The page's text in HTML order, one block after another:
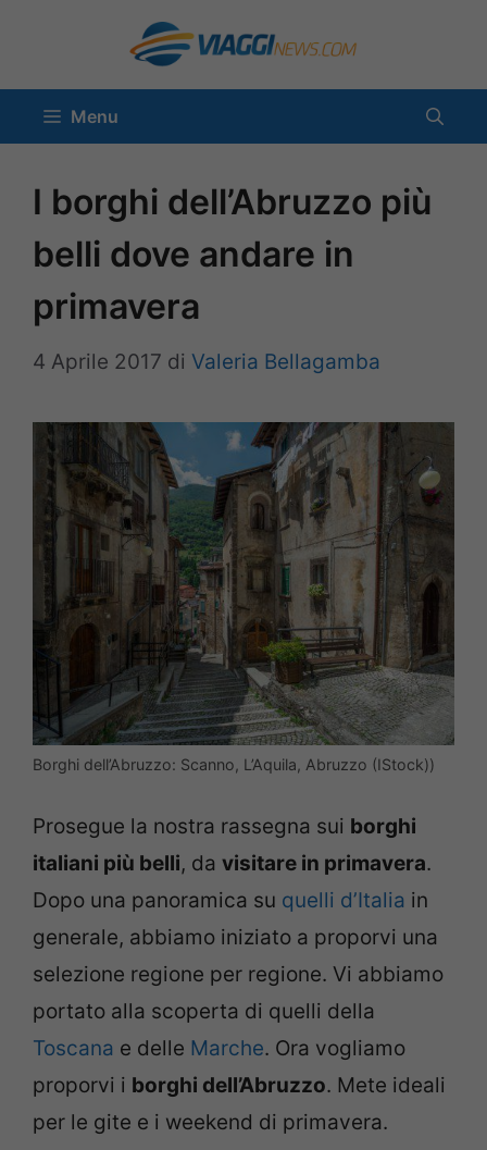
contenuto
Menu
I borghi dell’Abruzzo più
belli dove andare in
primavera
4 Aprile 2017 di Valeria Bellagamba
Borghi dell’Abruzzo: Scanno, L’Aquila, Abruzzo (IStock))
Prosegue la nostra rassegna sui borghi
italiani più belli, da visitare in primavera.
Dopo una panoramica su quelli d’Italia in
generale, abbiamo iniziato a proporvi una
selezione regione per regione. Vi abbiamo
portato alla scoperta di quelli della
Toscana e delle Marche. Ora vogliamo
proporvi i borghi dell’Abruzzo. Mete ideali
per le gite e i weekend di primavera.